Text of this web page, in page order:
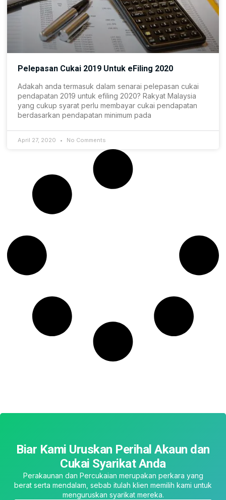
Pelepasan Cukai 2019 Untuk eFiling 2020
Adakah anda termasuk dalam senarai pelepasan cukai
pendapatan 2019 untuk efiling 2020? Rakyat Malaysia
yang cukup syarat perlu membayar cukai pendapatan
berdasarkan pendapatan minimum pada
April 27, 2020 No Comments
Biar Kami Uruskan Perihal Akaun dan
Cukai Syarikat Anda
Perakaunan dan Percukaian merupakan perkara yang
berat serta mendalam, sebab itulah klien memilih kami untuk
menguruskan syarikat mereka.